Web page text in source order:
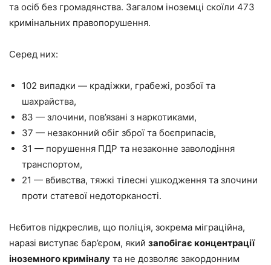
та осіб без громадянства. Загалом іноземці скоїли 473
кримінальних правопорушення.
Серед них:
102 випадки — крадіжки, грабежі, розбої та
шахрайства,
83 — злочини, пов’язані з наркотиками,
37 — незаконний обіг зброї та боєприпасів,
31 — порушення ПДР та незаконне заволодіння
транспортом,
21 — вбивства, тяжкі тілесні ушкодження та злочини
проти статевої недоторканості.
Нєбитов підкреслив, що поліція, зокрема міграційна,
наразі виступає бар’єром, який запобігає концентрації
іноземного криміналу та не дозволяє закордонним